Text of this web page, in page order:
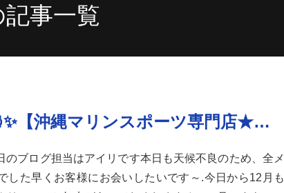
事一覧
【沖縄マリンスポーツ専門店★…
のブログ担当はアイリです本日も天候不良のため、全メ
した早くお客様にお会いしたいです～.今日から12月も